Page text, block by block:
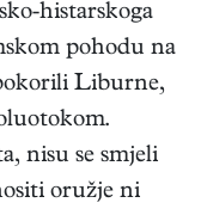
histarskoga
pohodu na
Liburne,
nisu se smjeli
oružje ni